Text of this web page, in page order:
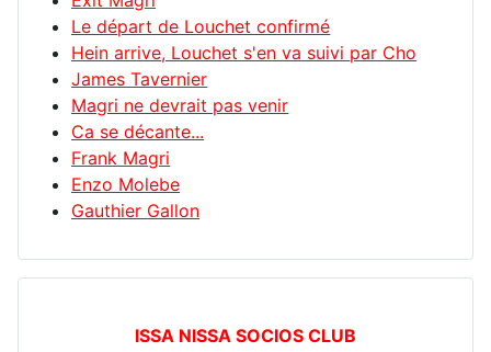
Le départ de Louchet confirmé
Hein arrive, Louchet s'en va suivi par Cho
James Tavernier
Magri ne devrait pas venir
Ca se décante...
Frank Magri
Enzo Molebe
Gauthier Gallon
ISSA NISSA SOCIOS CLUB